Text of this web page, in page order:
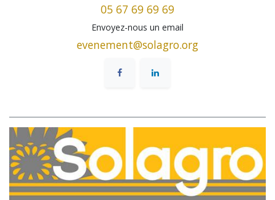
05 67 69 69 69
Envoyez-nous un email
evenement@solagro.org